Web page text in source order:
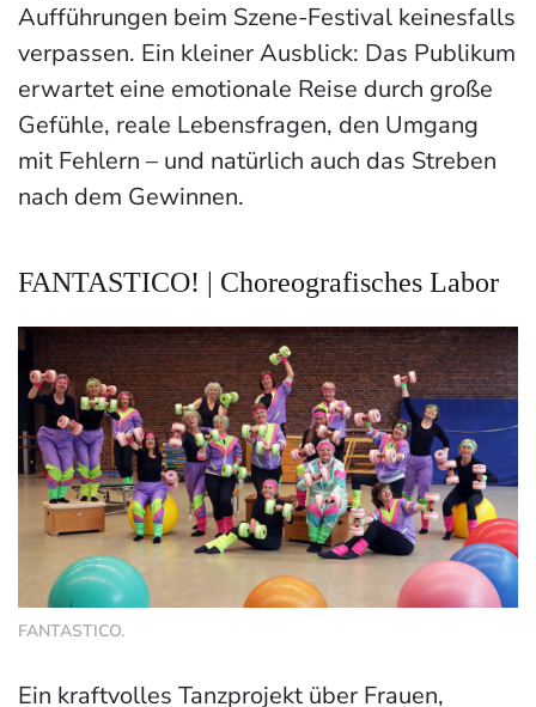
Aufführungen beim Szene-Festival keinesfalls
verpassen. Ein kleiner Ausblick: Das Publikum
erwartet eine emotionale Reise durch große
Gefühle, reale Lebensfragen, den Umgang
mit Fehlern – und natürlich auch das Streben
nach dem Gewinnen.
FANTASTICO! | Choreografisches Labor
FANTASTICO.
Ein kraftvolles Tanzprojekt über Frauen,